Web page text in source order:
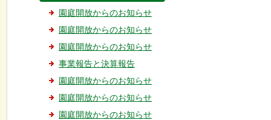
園庭開放からのお知らせ
園庭開放からのお知らせ
園庭開放からのお知らせ
事業報告と決算報告
園庭開放からのお知らせ
園庭開放からのお知らせ
園庭開放からのお知らせ